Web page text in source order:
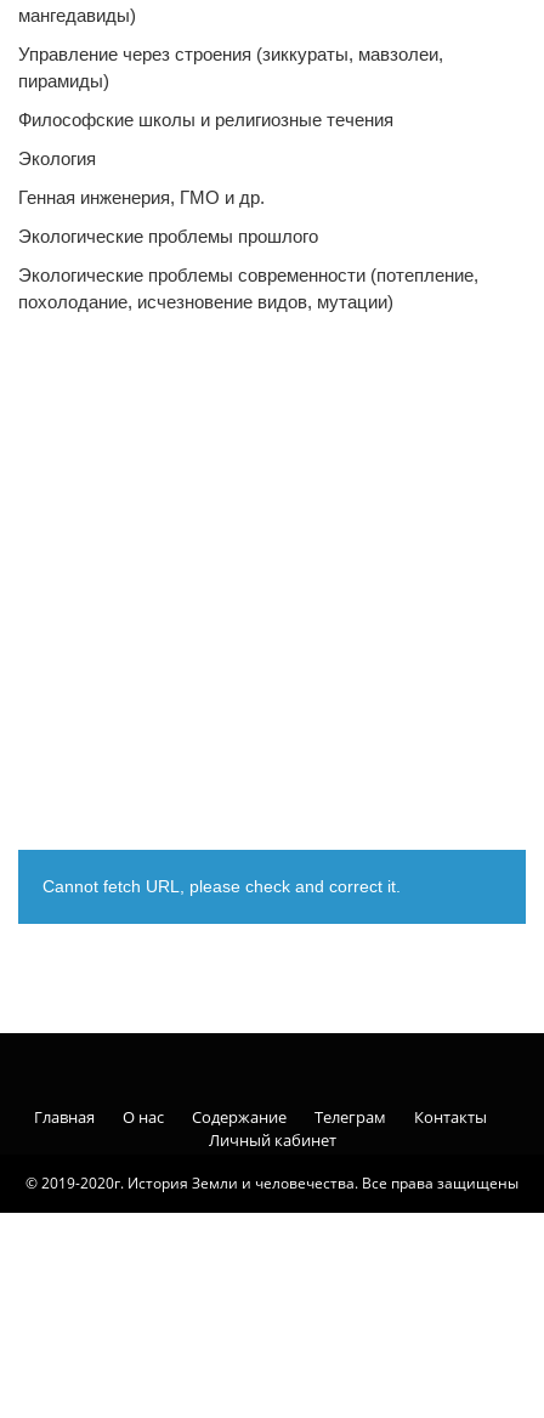
мангедавиды)
Управление через строения (зиккураты, мавзолеи,
пирамиды)
Философские школы и религиозные течения
Экология
Генная инженерия, ГМО и др.
Экологические проблемы прошлого
Экологические проблемы современности (потепление,
похолодание, исчезновение видов, мутации)
Cannot fetch URL, please check and correct it.
© 2019-2020г. История Земли и человечества. Все права защищены
Главная О нас Содержание Телеграм
Контакты
Личный кабинет